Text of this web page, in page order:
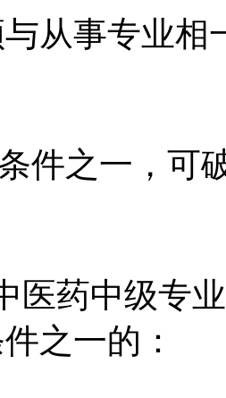
从事专业相
件之一，可
医药中级专
之一的：